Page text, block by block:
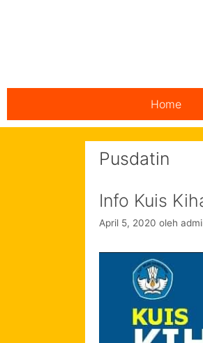
Home
Pusdatin
Info Kuis
April 5, 2020 oleh